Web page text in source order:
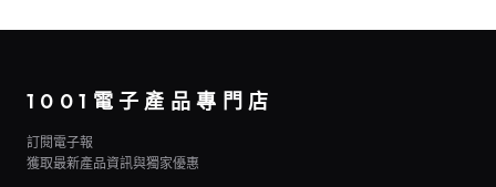
1001電子產品專門店
訂閱電子報
獲取最新產品資訊與獨家優惠